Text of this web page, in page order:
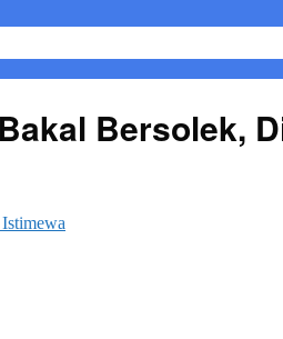
Bersolek,